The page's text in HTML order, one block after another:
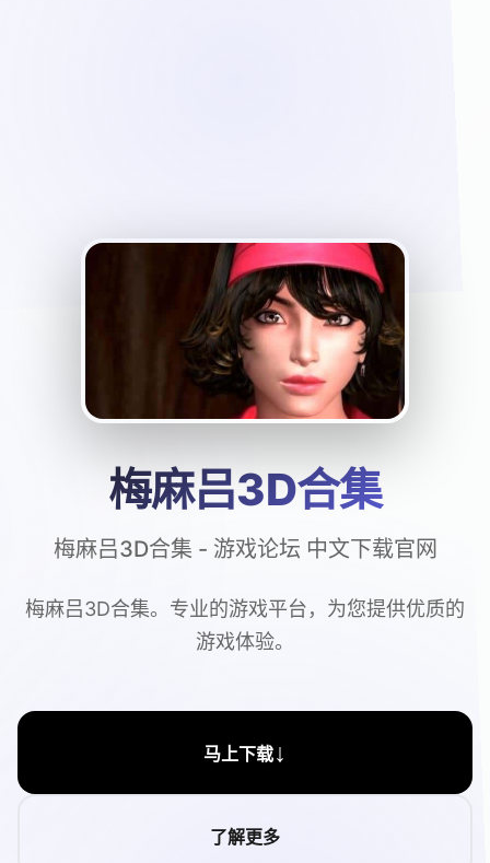
梅麻吕3D合集
梅麻吕3D合集 - 游戏论坛 中文下载官网
梅麻吕3D合集。专业的游戏平台，为您提供优质的
游戏体验。
马上下载↓
了解更多